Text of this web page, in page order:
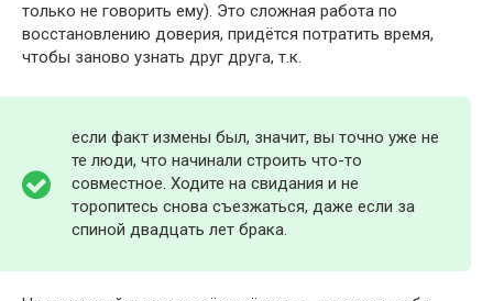
только не говорить ему). Это сложная работа по
восстановлению доверия, придётся потратить время,
чтобы заново узнать друг друга, т.к.
если факт измены был, значит, вы точно уже не
те люди, что начинали строить что-то
совместное. Ходите на свидания и не
торопитесь снова съезжаться, даже если за
спиной двадцать лет брака.